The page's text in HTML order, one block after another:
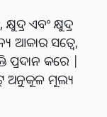
ଏବଂ କ୍ଷୁଦ୍ର
ଆକାର ସତ୍ୱେ,
ପ୍ରଦାନ କରେ |
ଅନୁକୂଳ ମୂଲ୍ୟ